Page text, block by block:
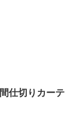
仕切りカーテ